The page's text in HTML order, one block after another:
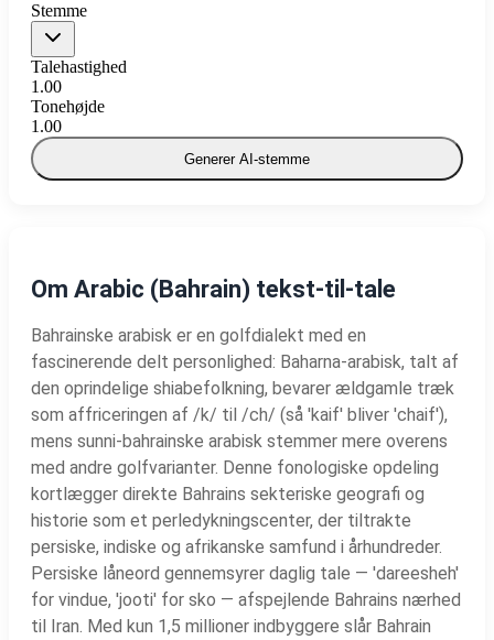
Stemme
Talehastighed
1.00
Tonehøjde
1.00
Generer AI-stemme
Om Arabic (Bahrain) tekst-til-tale
Bahrainske arabisk er en golfdialekt med en
fascinerende delt personlighed: Baharna-arabisk, talt af
den oprindelige shiabefolkning, bevarer ældgamle træk
som affriceringen af /k/ til /ch/ (så 'kaif' bliver 'chaif'),
mens sunni-bahrainske arabisk stemmer mere overens
med andre golfvarianter. Denne fonologiske opdeling
kortlægger direkte Bahrains sekteriske geografi og
historie som et perledykningscenter, der tiltrakte
persiske, indiske og afrikanske samfund i århundreder.
Persiske låneord gennemsyrer daglig tale — 'dareesheh'
for vindue, 'jooti' for sko — afspejlende Bahrains nærhed
til Iran. Med kun 1,5 millioner indbyggere slår Bahrain